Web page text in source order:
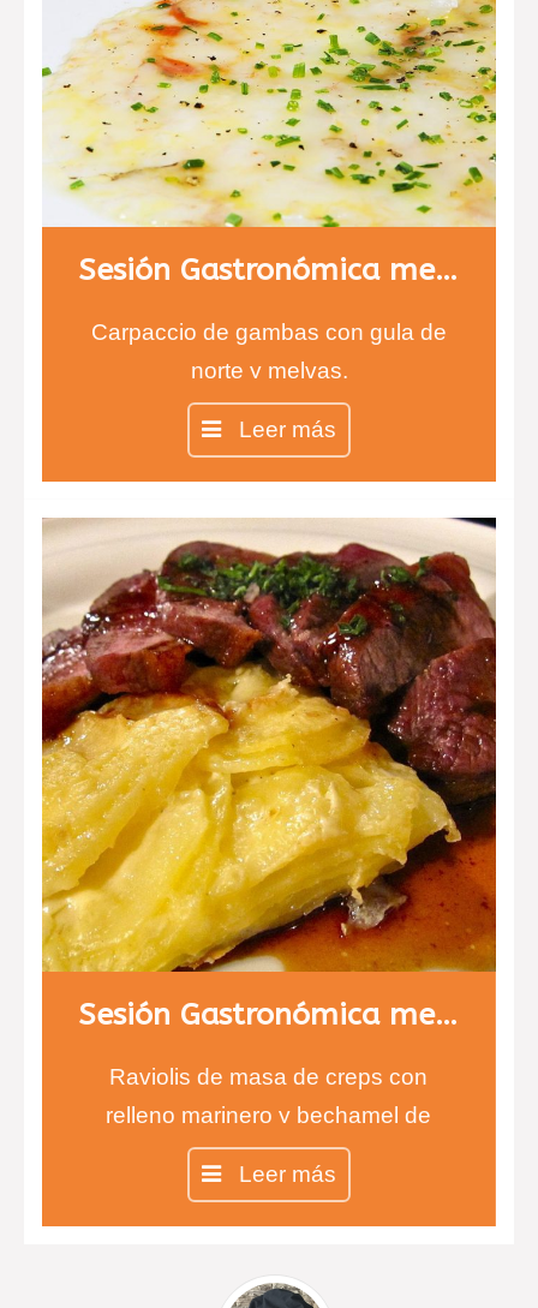
Sesión Gastronómica menú 1
Carpaccio de gambas con gula de
norte y melvas.
Entrecot con salsa de queso
infusionada con tomillo y risotto de
ceps.
Chesse cake en copa
Leer más
Sesión Gastronómica menú 2
Raviolis de masa de creps con
relleno marinero y bechamel de
pimientos de piquillo.
Magret de pato con puré de
berenjena y queso de cabra y
crujiente de parmesano y gratén de
Leer más